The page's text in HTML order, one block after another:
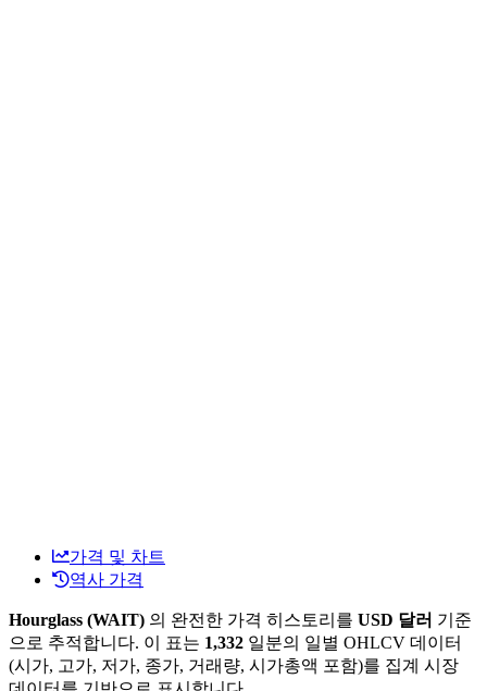
가격 및 차트
역사 가격
Hourglass (WAIT) 의 완전한 가격 히스토리를 USD 달러 기준
으로 추적합니다. 이 표는 1,332 일분의 일별 OHLCV 데이터
(시가, 고가, 저가, 종가, 거래량, 시가총액 포함)를 집계 시장